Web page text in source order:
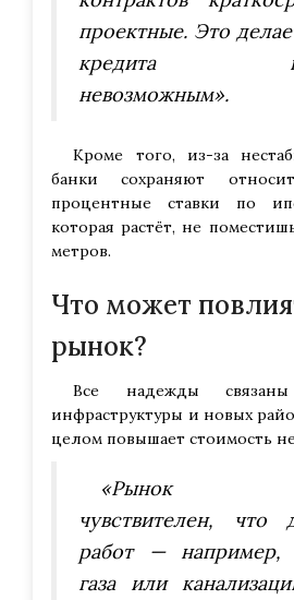
проектные. Это
кредита
невозможным».
Кроме того, из-за
банки сохраняют
процентные ставки по
которая растёт, не
метров.
Что может
рынок?
Все надежды
инфраструктуры и новых
целом повышает стоимость
«Рынок
чувствителен, что
работ — например,
газа или